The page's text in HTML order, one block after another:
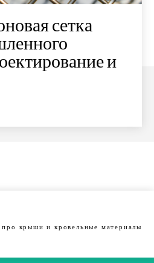
сетка
и
про крыши и кровельные материалы